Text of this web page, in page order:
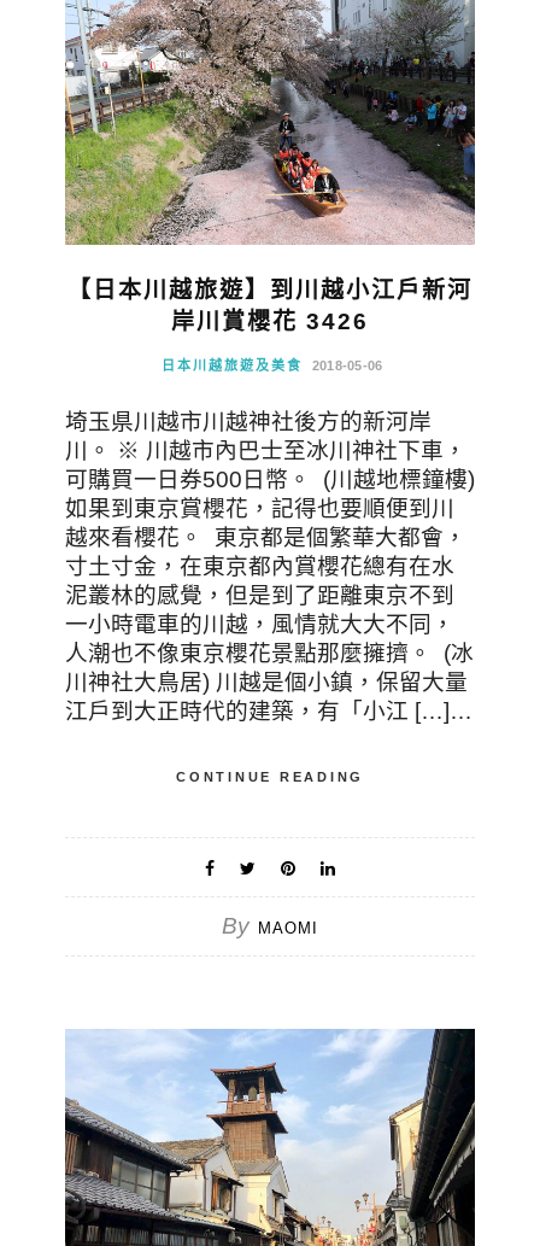
【日本川越旅遊】到川越小江戶新河
岸川賞櫻花 3426
日本川越旅遊及美食 2018-05-06
埼玉県川越市川越神社後方的新河岸
川。 ※ 川越市內巴士至冰川神社下車，
可購買一日券500日幣。 (川越地標鐘樓)
如果到東京賞櫻花，記得也要順便到川
越來看櫻花。 東京都是個繁華大都會，
寸土寸金，在東京都內賞櫻花總有在水
泥叢林的感覺，但是到了距離東京不到
一小時電車的川越，風情就大大不同，
人潮也不像東京櫻花景點那麼擁擠。 (冰
川神社大鳥居) 川越是個小鎮，保留大量
江戶到大正時代的建築，有「小江 […]…
CONTINUE READING
By MAOMI